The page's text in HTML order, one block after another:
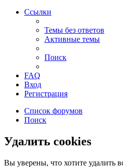
Ссылки
Темы без ответов
Активные темы
Поиск
FAQ
Вход
Регистрация
Список форумов
Поиск
Удалить cookies
Вы уверены, что хотите удалить